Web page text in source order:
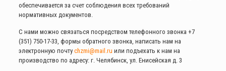
обеспечивается за счет соблюдения всех требований
нормативных документов.
С нами можно связаться посредством телефонного звонка +7
(351) 750-17-33, формы обратного звонка, написать нам на
электронную почту chzmi@mail.ru или подъехать к нам на
производство по адресу: г. Челябинск, ул. Енисейская д. 3